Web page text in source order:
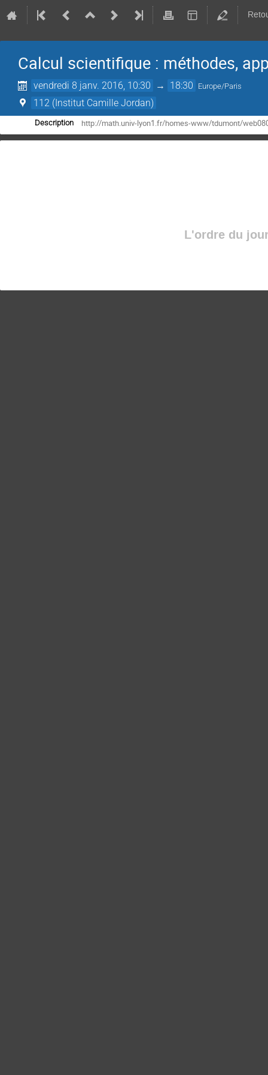
Calcul scientifique : méthodes,
vendredi 8 janv. 2016, 10:30 → 18:30 Europe/Paris
112 (Institut Camille Jordan)
Description http://math.univ-lyon1.fr/homes-www/tdumont/
L'ordre du